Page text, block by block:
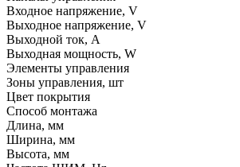
Входное напряжение, V
Выходное напряжение, V
Выходной ток, A
Выходная мощность, W
Элементы управления
Зоны управления, шт
Цвет покрытия
Способ монтажа
Длина, мм
Ширина, мм
Высота, мм